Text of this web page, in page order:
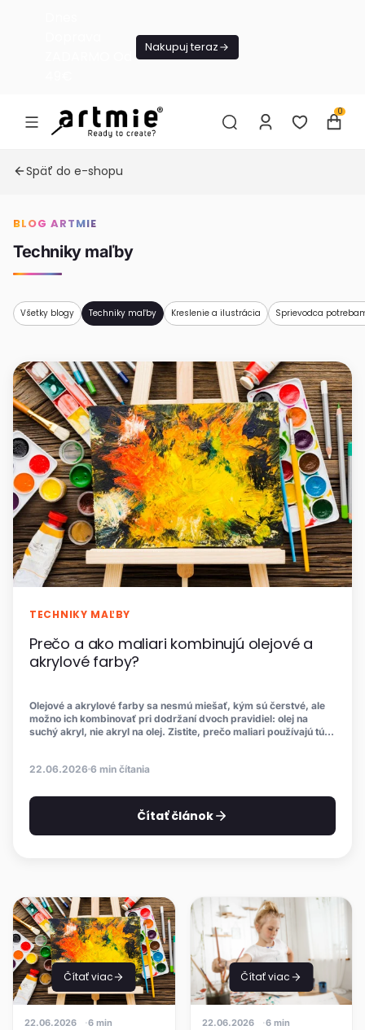
Nakupuj teraz
0
Späť do e-shopu
BLOG ARTMIE
Techniky maľby
Všetky blogy Techniky maľby Kreslenie a ilustrácia Sprievodca
TECHNIKY MAĽBY
Prečo a ako maliari kombinujú olejové a
akrylové farby?
Olejové a akrylové farby sa nesmú miešať, kým sú čerstvé, ale
možno ich kombinovať pri dodržaní dvoch pravidiel: olej na
suchý akryl, nie akryl na olej. Zistite, prečo maliari používajú túto
22.06.2026 6 min čítania
Čítať článok
Čítať viac
22.06.2026 6 min
Čítať viac
22.06.2026 6 min